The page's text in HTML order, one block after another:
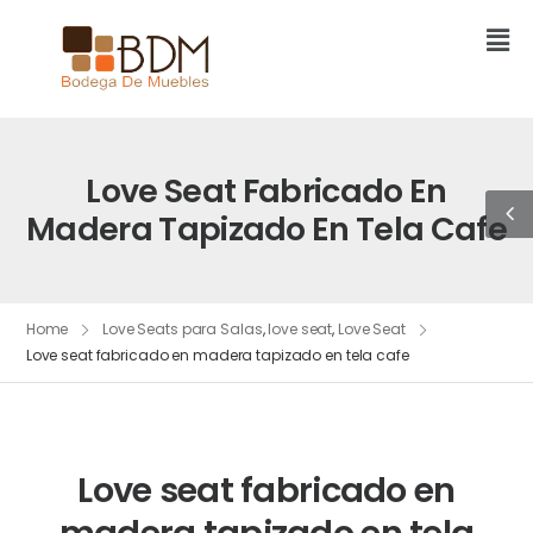
Love Seat Fabricado En
Madera Tapizado En Tela Cafe
Home Love Seats para Salas,love seat, Love Seat
Love seat fabricado en madera tapizado en tela cafe
Love seat fabricado en